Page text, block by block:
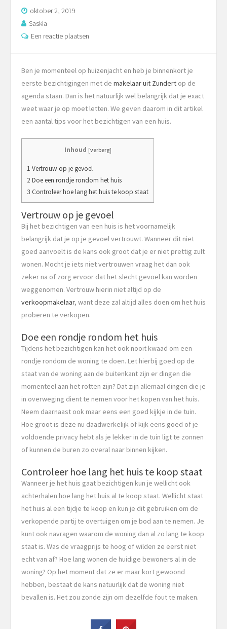
oktober 2, 2019
Saskia
Een reactie plaatsen
Ben je momenteel op huizenjacht en heb je binnenkort je
eerste bezichtigingen met de makelaar uit Zundert op de
agenda staan. Dan is het natuurlijk wel belangrijk dat je exact
weet waar je op moet letten. We geven daarom in dit artikel
een aantal tips voor het bezichtigen van een huis.
Inhoud [verberg]
1 Vertrouw op je gevoel
2 Doe een rondje rondom het huis
3 Controleer hoe lang het huis te koop staat
Vertrouw op je gevoel
Bij het bezichtigen van een huis is het voornamelijk
belangrijk dat je op je gevoel vertrouwt. Wanneer dit niet
goed aanvoelt is de kans ook groot dat je er niet prettig zult
wonen. Mocht je iets niet vertrouwen vraag het dan ook
zeker na of zorg ervoor dat het slecht gevoel kan worden
weggenomen. Vertrouw hierin niet altijd op de
verkoopmakelaar, want deze zal altijd alles doen om het huis
proberen te verkopen.
Doe een rondje rondom het huis
Tijdens het bezichtigen kan het ook nooit kwaad om een
rondje rondom de woning te doen. Let hierbij goed op de
staat van de woning aan de buitenkant zijn er dingen die
momenteel aan het rotten zijn? Dat zijn allemaal dingen die je
in overweging dient te nemen voor het kopen van het huis.
Neem daarnaast ook maar eens een goed kijkje in de tuin.
Hoe groot is deze nu daadwerkelijk of kijk eens goed of je
voldoende privacy hebt als je lekker in de tuin ligt te zonnen
of kunnen de buren zo overal naar binnen kijken.
Controleer hoe lang het huis te koop staat
Wanneer je het huis gaat bezichtigen kun je wellicht ook
achterhalen hoe lang het huis al te koop staat. Wellicht staat
het huis al een tijdje te koop en kun je dit gebruiken om de
verkopende partij te overtuigen om je bod aan te nemen. Je
kunt ook navragen waarom de woning dan al zo lang te koop
staat is. Was de vraagprijs te hoog of wilden ze eerst niet
echt van af? Hoe lang wonen de huidige bewoners al in de
woning? Op het moment dat ze er maar kort gewoond
hebben, bestaat de kans natuurlijk dat de woning niet
bevallen is. Het zou zonde zijn om dezelfde fout te maken.